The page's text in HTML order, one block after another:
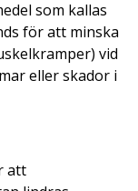
som kallas
för att minska
vid
eller skador i
att